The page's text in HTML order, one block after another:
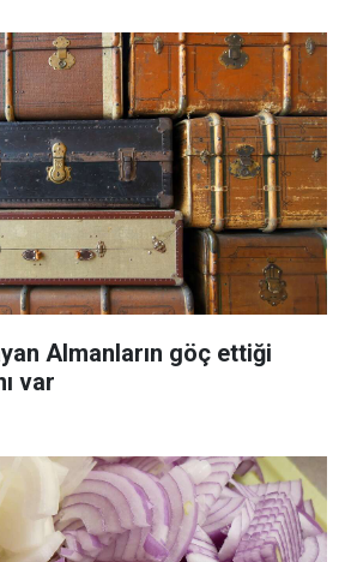
Almanların göç ettiği
var